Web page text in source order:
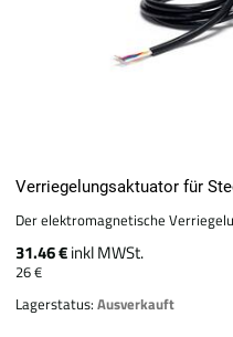
Verriegelungsaktuator für
Der elektromagnetische
31.46 €inkl MWSt.
26 €
Lagerstatus:Ausverkauft